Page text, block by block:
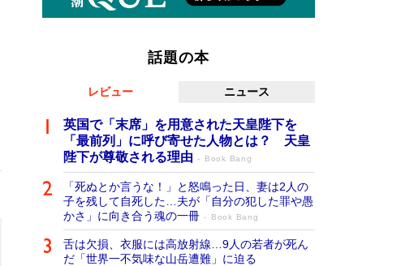
話題の本
レビュー ニュース
英国で「末席」を用意された天皇陛下を
「最前列」に呼び寄せた人物とは？ 天皇
陛下が尊敬される理由
Book Bang
「死ぬとか言うな！」と怒鳴った日、妻は2人の
子を残して自死した…夫が「自分の犯した罪や愚
かさ」に向き合う魂の一冊
Book Bang
舌は欠損、衣服には高放射線…9人の若者が死ん
だ「世界一不気味な山岳遭難」に迫る